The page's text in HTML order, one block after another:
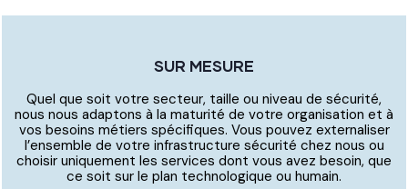
SUR MESURE
Quel que soit votre secteur, taille ou niveau de sécurité,
nous nous adaptons à la maturité de votre organisation et à
vos besoins métiers spécifiques. Vous pouvez externaliser
l’ensemble de votre infrastructure sécurité chez nous ou
choisir uniquement les services dont vous avez besoin, que
ce soit sur le plan technologique ou humain.